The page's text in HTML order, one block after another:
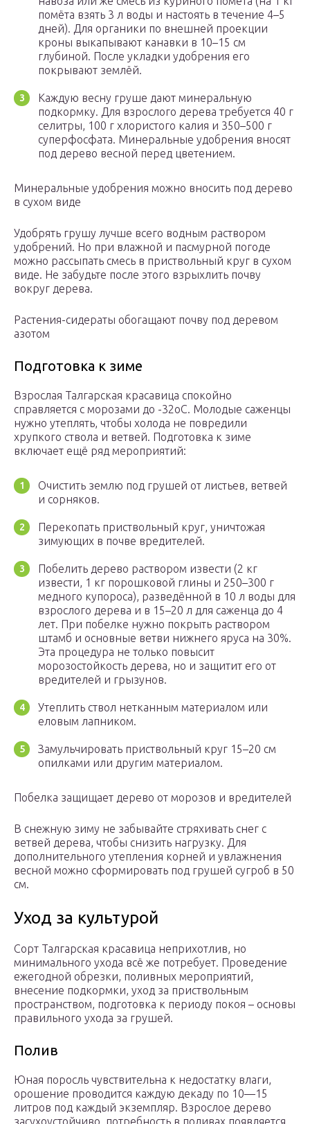
помёта взять 3 л воды и настоять в течение 4–5
дней). Для органики по внешней проекции
кроны выкапывают канавки в 10–15 см
глубиной. После укладки удобрения его
покрывают землёй.
Каждую весну груше дают минеральную
подкормку. Для взрослого дерева требуется 40 г
селитры, 100 г хлористого калия и 350–500 г
суперфосфата. Минеральные удобрения вносят
под дерево весной перед цветением.
Минеральные удобрения можно вносить под дерево
в сухом виде
Удобрять грушу лучше всего водным раствором
удобрений. Но при влажной и пасмурной погоде
можно рассыпать смесь в приствольный круг в сухом
виде. Не забудьте после этого взрыхлить почву
вокруг дерева.
Растения-сидераты обогащают почву под деревом
азотом
Подготовка к зиме
Взрослая Талгарская красавица спокойно
справляется с морозами до -32оС. Молодые саженцы
нужно утеплять, чтобы холода не повредили
хрупкого ствола и ветвей. Подготовка к зиме
включает ещё ряд мероприятий:
Очистить землю под грушей от листьев, ветвей
и сорняков.
Перекопать приствольный круг, уничтожая
зимующих в почве вредителей.
Побелить дерево раствором извести (2 кг
извести, 1 кг порошковой глины и 250–300 г
медного купороса), разведённой в 10 л воды для
взрослого дерева и в 15–20 л для саженца до 4
лет. При побелке нужно покрыть раствором
штамб и основные ветви нижнего яруса на 30%.
Эта процедура не только повысит
морозостойкость дерева, но и защитит его от
вредителей и грызунов.
Утеплить ствол нетканным материалом или
еловым лапником.
Замульчировать приствольный круг 15–20 см
опилками или другим материалом.
Побелка защищает дерево от морозов и вредителей
В снежную зиму не забывайте стряхивать снег с
ветвей дерева, чтобы снизить нагрузку. Для
дополнительного утепления корней и увлажнения
весной можно сформировать под грушей сугроб в 50
см.
Уход за культурой
Сорт Талгарская красавица неприхотлив, но
минимального ухода всё же потребует. Проведение
ежегодной обрезки, поливных мероприятий,
внесение подкормки, уход за приствольным
пространством, подготовка к периоду покоя – основы
правильного ухода за грушей.
Полив
Юная поросль чувствительна к недостатку влаги,
орошение проводится каждую декаду по 10—15
литров под каждый экземпляр. Взрослое дерево
засухоустойчиво, потребность в поливах появляется